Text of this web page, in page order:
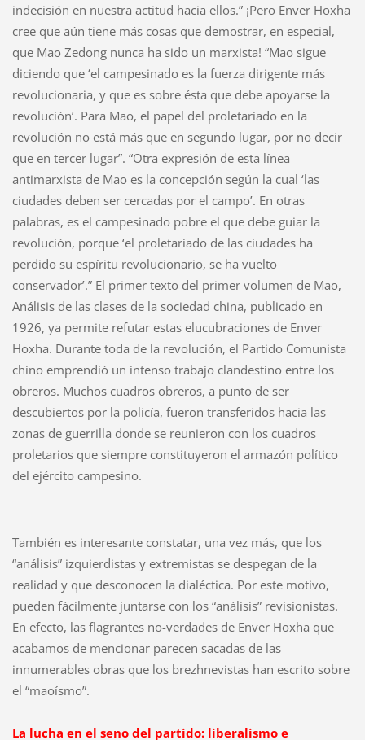
indecisión en nuestra actitud hacia ellos.” ¡Pero Enver Hoxha
cree que aún tiene más cosas que demostrar, en especial,
que Mao Zedong nunca ha sido un marxista! “Mao sigue
diciendo que ‘el campesinado es la fuerza dirigente más
revolucionaria, y que es sobre ésta que debe apoyarse la
revolución’. Para Mao, el papel del proletariado en la
revolución no está más que en segundo lugar, por no decir
que en tercer lugar”. “Otra expresión de esta línea
antimarxista de Mao es la concepción según la cual ‘las
ciudades deben ser cercadas por el campo’. En otras
palabras, es el campesinado pobre el que debe guiar la
revolución, porque ‘el proletariado de las ciudades ha
perdido su espíritu revolucionario, se ha vuelto
conservador’.” El primer texto del primer volumen de Mao,
Análisis de las clases de la sociedad china, publicado en
1926, ya permite refutar estas elucubraciones de Enver
Hoxha. Durante toda de la revolución, el Partido Comunista
chino emprendió un intenso trabajo clandestino entre los
obreros. Muchos cuadros obreros, a punto de ser
descubiertos por la policía, fueron transferidos hacia las
zonas de guerrilla donde se reunieron con los cuadros
proletarios que siempre constituyeron el armazón político
del ejército campesino.
También es interesante constatar, una vez más, que los
“análisis” izquierdistas y extremistas se despegan de la
realidad y que desconocen la dialéctica. Por este motivo,
pueden fácilmente juntarse con los “análisis” revisionistas.
En efecto, las flagrantes no-verdades de Enver Hoxha que
acabamos de mencionar parecen sacadas de las
innumerables obras que los brezhnevistas han escrito sobre
el “maoísmo”.
La lucha en el seno del partido: liberalismo e